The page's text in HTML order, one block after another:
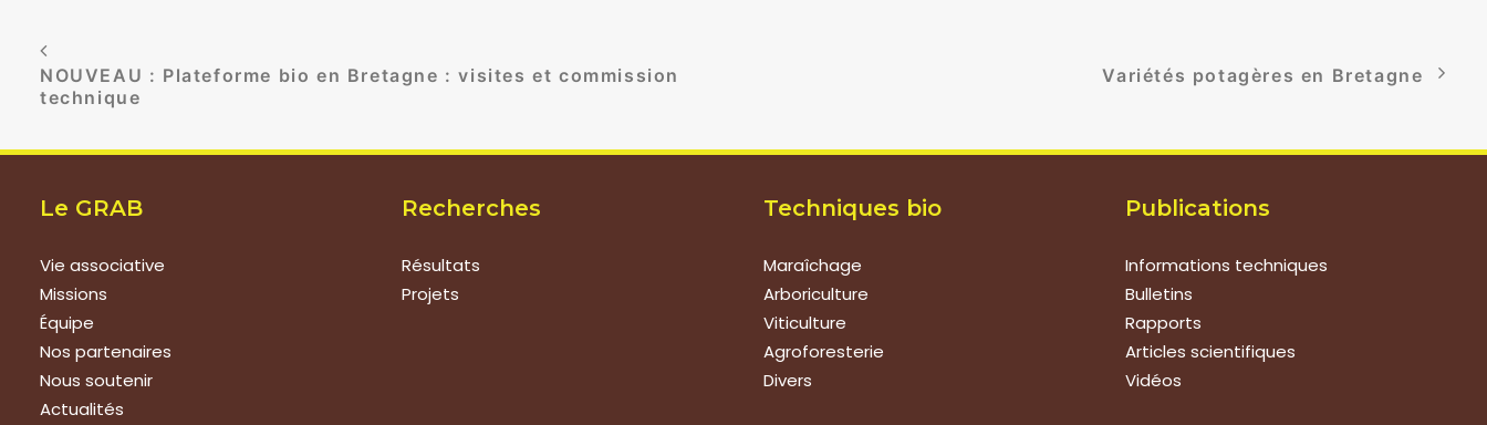
NOUVEAU : Plateforme bio en Bretagne : visites et commission
technique
Variétés potagères en Bretagne
Le GRAB
Vie associative
Missions
Équipe
Nos partenaires
Nous soutenir
Actualités
Recherches
Résultats
Projets
Techniques bio
Maraîchage
Arboriculture
Viticulture
Agroforesterie
Divers
Publications
Informations techniques
Bulletins
Rapports
Articles scientifiques
Vidéos